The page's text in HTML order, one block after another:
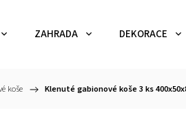
ZAHRADA DEKORACE
koše / Klenuté gabionové koše 3 ks